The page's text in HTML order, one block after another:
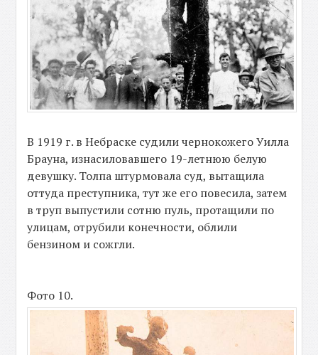
В 1919 г. в Небраске судили чернокожего Уилла
Брауна, изнасиловавшего 19-летнюю белую
девушку. Толпа штурмовала суд, вытащила
оттуда преступника, тут же его повесила, затем
в труп выпустили сотню пуль, протащили по
улицам, отрубили конечности, облили
бензином и сожгли.
Фото 10.